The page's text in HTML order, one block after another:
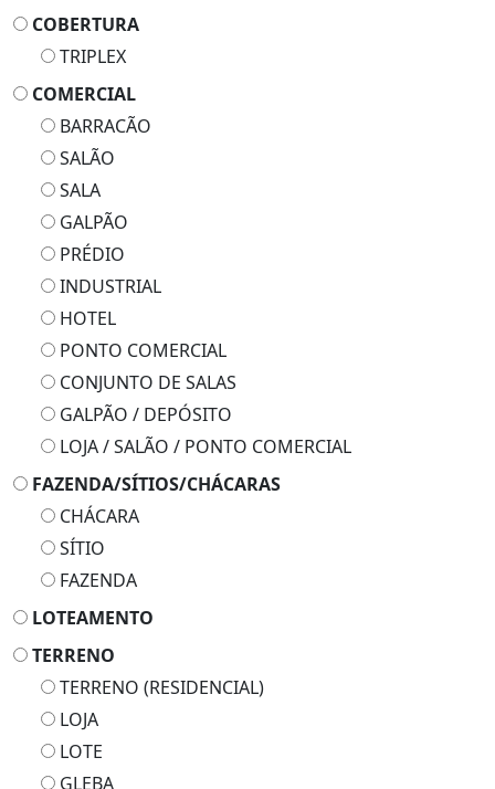
COBERTURA
TRIPLEX
COMERCIAL
BARRACÃO
SALÃO
SALA
GALPÃO
PRÉDIO
INDUSTRIAL
HOTEL
PONTO COMERCIAL
CONJUNTO DE SALAS
GALPÃO / DEPÓSITO
LOJA / SALÃO / PONTO COMERCIAL
FAZENDA/SÍTIOS/CHÁCARAS
CHÁCARA
SÍTIO
FAZENDA
LOTEAMENTO
TERRENO
TERRENO (RESIDENCIAL)
LOJA
LOTE
GLEBA